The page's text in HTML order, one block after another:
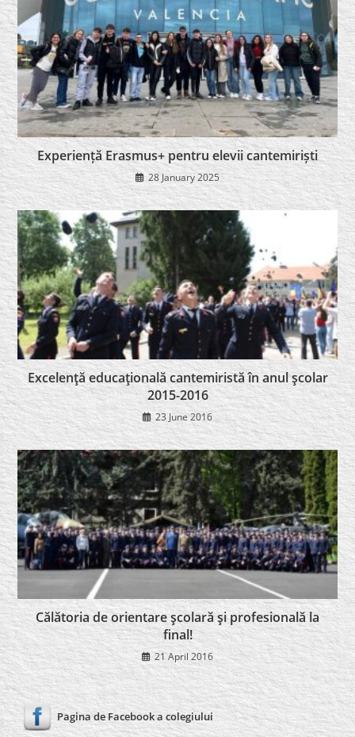
Experiență Erasmus+ pentru elevii cantemiriști
28 January 2025
Excelenţă educaţională cantemiristă în anul şcolar
2015-2016
23 June 2016
Călătoria de orientare şcolară şi profesională la
final!
21 April 2016
Pagina de Facebook a colegiului